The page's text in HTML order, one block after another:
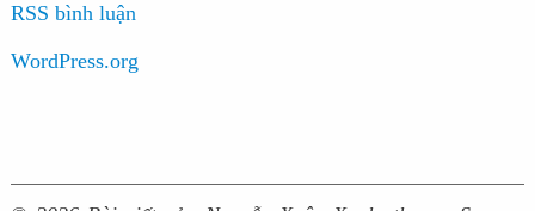
RSS bình luận
WordPress.org